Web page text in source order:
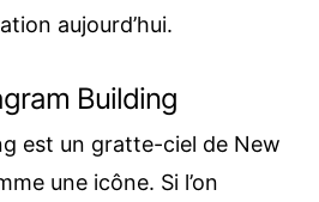
aujourd’hui.
Building
est un gratte-ciel de New
une icône. Si l’on